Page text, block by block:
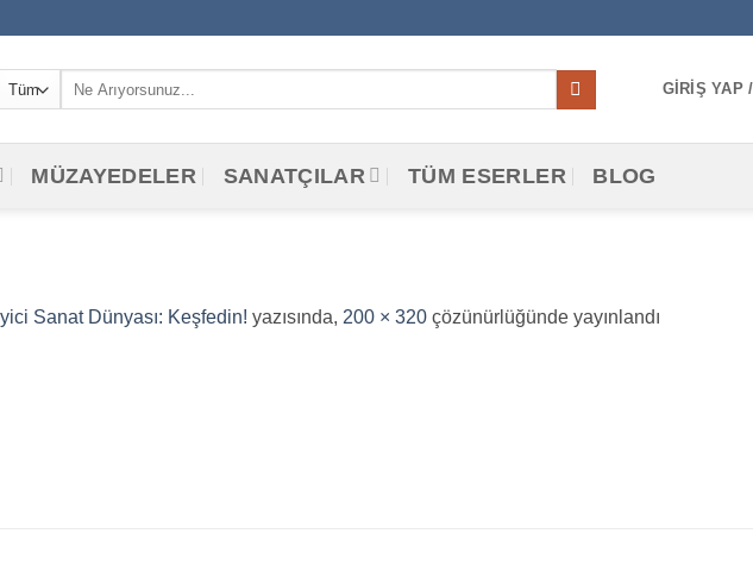
GIRIŞ YAP
MÜZAYEDELER SANATÇILAR TÜM ESERLER BLOG
Sanat Dünyası: Keşfedin! yazısında, 200 × 320 çözünürlüğünde yayınlandı